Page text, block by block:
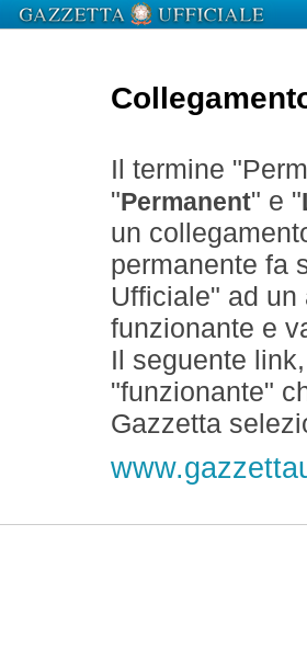
Il termine
" Permanent" e "
un
permanente fa
Ufficiale" ad
funzionante e
Il seguente
"funzionante"
Gazzetta